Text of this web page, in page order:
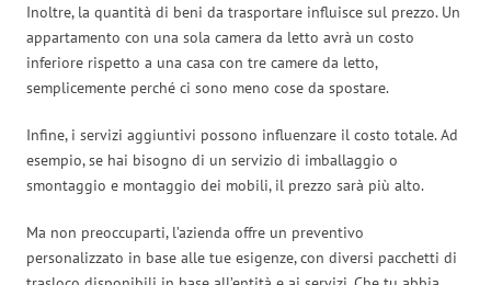
Inoltre, la quantità di beni da trasportare influisce sul prezzo. Un
appartamento con una sola camera da letto avrà un costo
inferiore rispetto a una casa con tre camere da letto,
semplicemente perché ci sono meno cose da spostare.
Infine, i servizi aggiuntivi possono influenzare il costo totale. Ad
esempio, se hai bisogno di un servizio di imballaggio o
smontaggio e montaggio dei mobili, il prezzo sarà più alto.
Ma non preoccuparti, l’azienda offre un preventivo
personalizzato in base alle tue esigenze, con diversi pacchetti di